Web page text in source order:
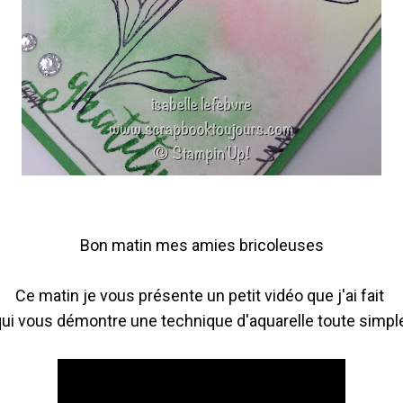
Bon matin mes amies bricoleuses
Ce matin je vous présente un petit vidéo que j'ai fait
vous démontre une technique d'aquarelle toute